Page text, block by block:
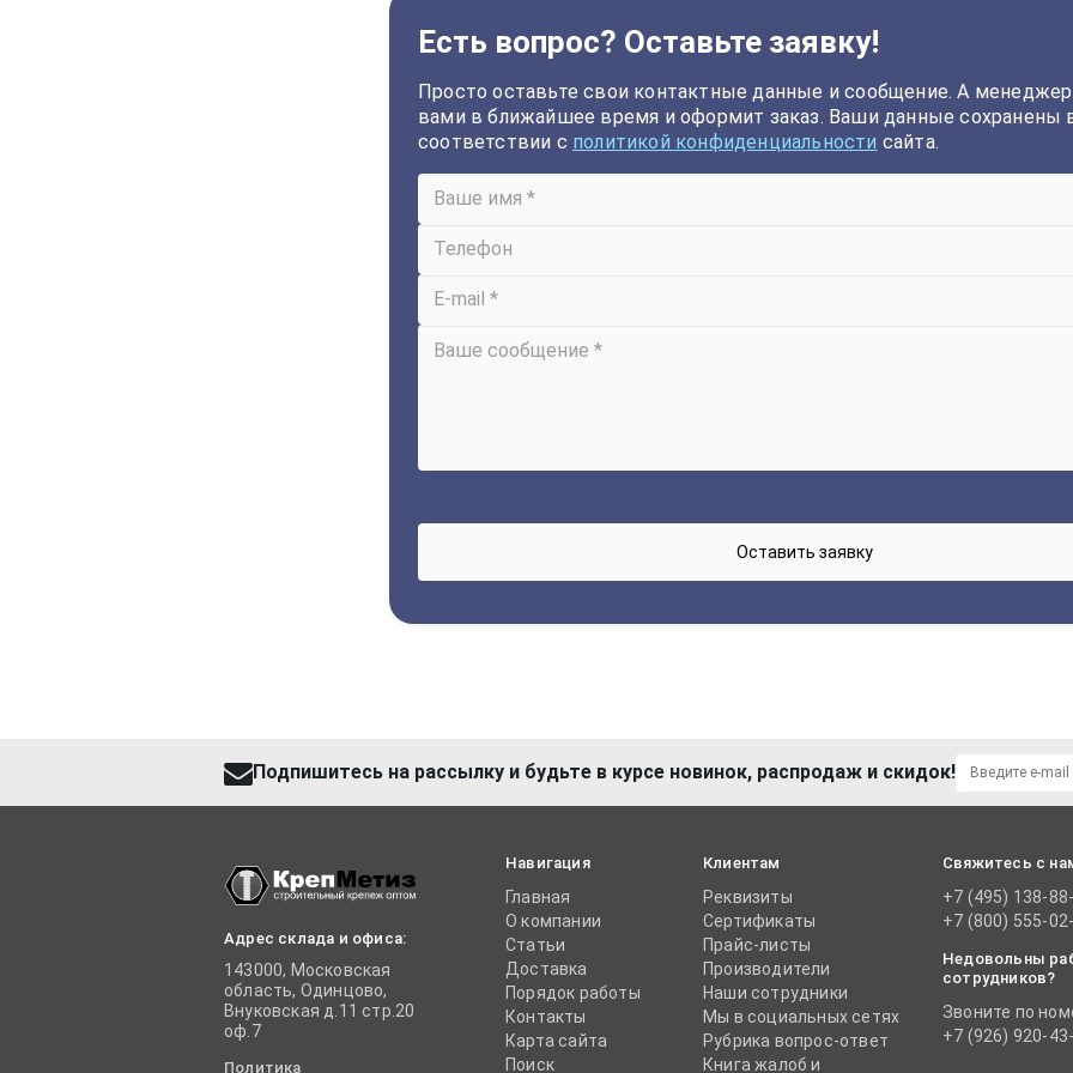
Есть вопрос? Оставьте заявку!
Просто оставьте свои контактные данные и сообщение. А
вами в ближайшее время и оформит заказ. Ваши данные сохранены
соответствии с политикой конфиденциальности сайта.
Подпишитесь на рассылку и будьте в курсе новинок, распродаж и скидок!
Адрес склада и офиса:
143000, Московская
область, Одинцово,
Внуковская д.11 стр.20
оф.7
Политика
Навигация
Главная
О компании
Статьи
Доставка
Порядок работы
Контакты
Карта сайта
Поиск
Клиентам
Реквизиты
Сертификаты
Прайс-листы
Производители
Наши сотрудники
Мы в социальных сетях
Рубрика вопрос-ответ
Книга жалоб и
Свяжитесь с
+7 (495) 138-
+7 (800) 555-
Недовольны
сотрудников?
Звоните по
+7 (926) 920-